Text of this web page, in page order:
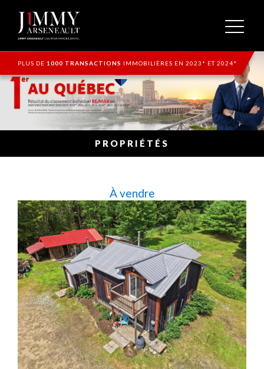
PLUS DE 1000 TRANSACTIONS IMMOBILIÈRES EN 2023* ET 2024*
PROPRIÉTÉS
À vendre